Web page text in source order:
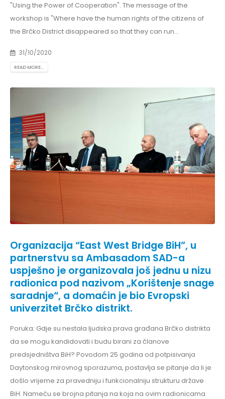
"Using the Power of Cooperation". The message of the
workshop is "Where have the human rights of the citizens of
the Brčko District disappeared so that they can run...
31/10/2020
READ MORE...
Organizacija “East West Bridge BiH”, u
partnerstvu sa Ambasadom SAD-a
uspješno je organizovala još jednu u nizu
radionica pod nazivom „Korištenje snage
saradnje“, a domaćin je bio Evropski
univerzitet Brčko distrikt.
Poruka: Gdje su nestala ljudska prava građana Brčko distrikta
da se mogu kandidovati i budu birani za članove
predsjedništva BiH? Povodom 25 godina od potpisivanja
Daytonskog mirovnog sporazuma, postavlja se pitanje da li je
došlo vrijeme za pravedniju i funkcionalniju strukturu države
BiH. Nameću se brojna pitanja na koja na ovim radionicama